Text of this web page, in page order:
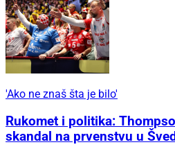
'Ako ne znaš šta je bilo'
Rukomet i politika:
skandal na prvenstvu u